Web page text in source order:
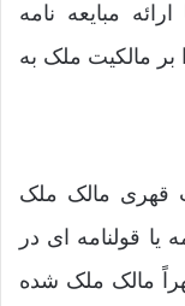
مبایعه نامه
مالکیت ملک به
قهری مالک ملک
یا قولنامه ای در
مالک ملک شده